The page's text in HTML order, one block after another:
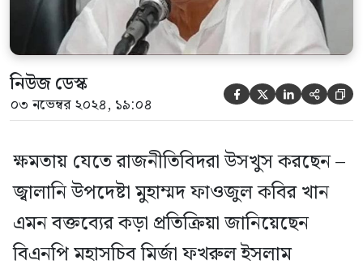
নিউজ ডেস্ক
০৩ নভেম্বর ২০২৪, ১৯:০৪     
ক্ষমতায় যেতে রাজনীতিবিদরা উসখুস করছেন –
জ্বালানি উপদেষ্টা মুহাম্মদ ফাওজুল কবির খান
এমন বক্তব্যের কড়া প্রতিক্রিয়া জানিয়েছেন
বিএনপি মহাসচিব মির্জা ফখরুল ইসলাম